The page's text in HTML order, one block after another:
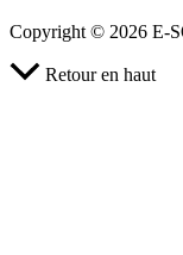
Copyright © 2026 E-
Retour en haut